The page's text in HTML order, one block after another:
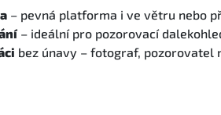
– pevná platforma i ve větru nebo
– ideální pro pozorovací
bez únavy – fotograf, pozorovatel